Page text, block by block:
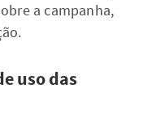
a campanha,
uso das